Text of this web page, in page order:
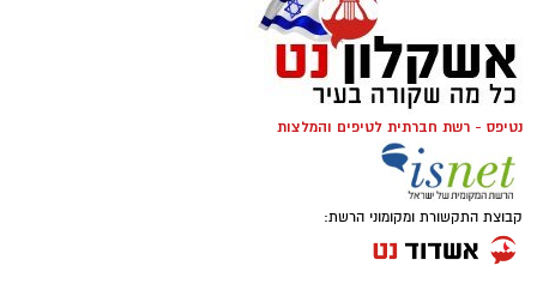
נטיפס - רשת חברתית לטיפים והמלצות
קבוצת התקשורת ומקומוני הרשת: